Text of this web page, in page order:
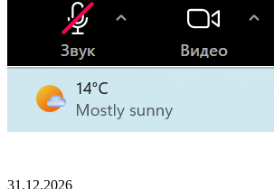
31.12.2026